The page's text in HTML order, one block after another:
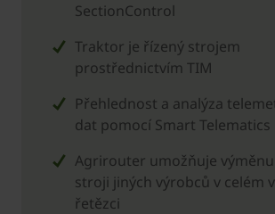
SectionControl
Traktor je řízený strojem
prostřednictvím TIM
Přehlednost a analýza
dat pomocí Smart Telematics
Agrirouter umožňuje
stroji jiných výrobců v celém
řetězci